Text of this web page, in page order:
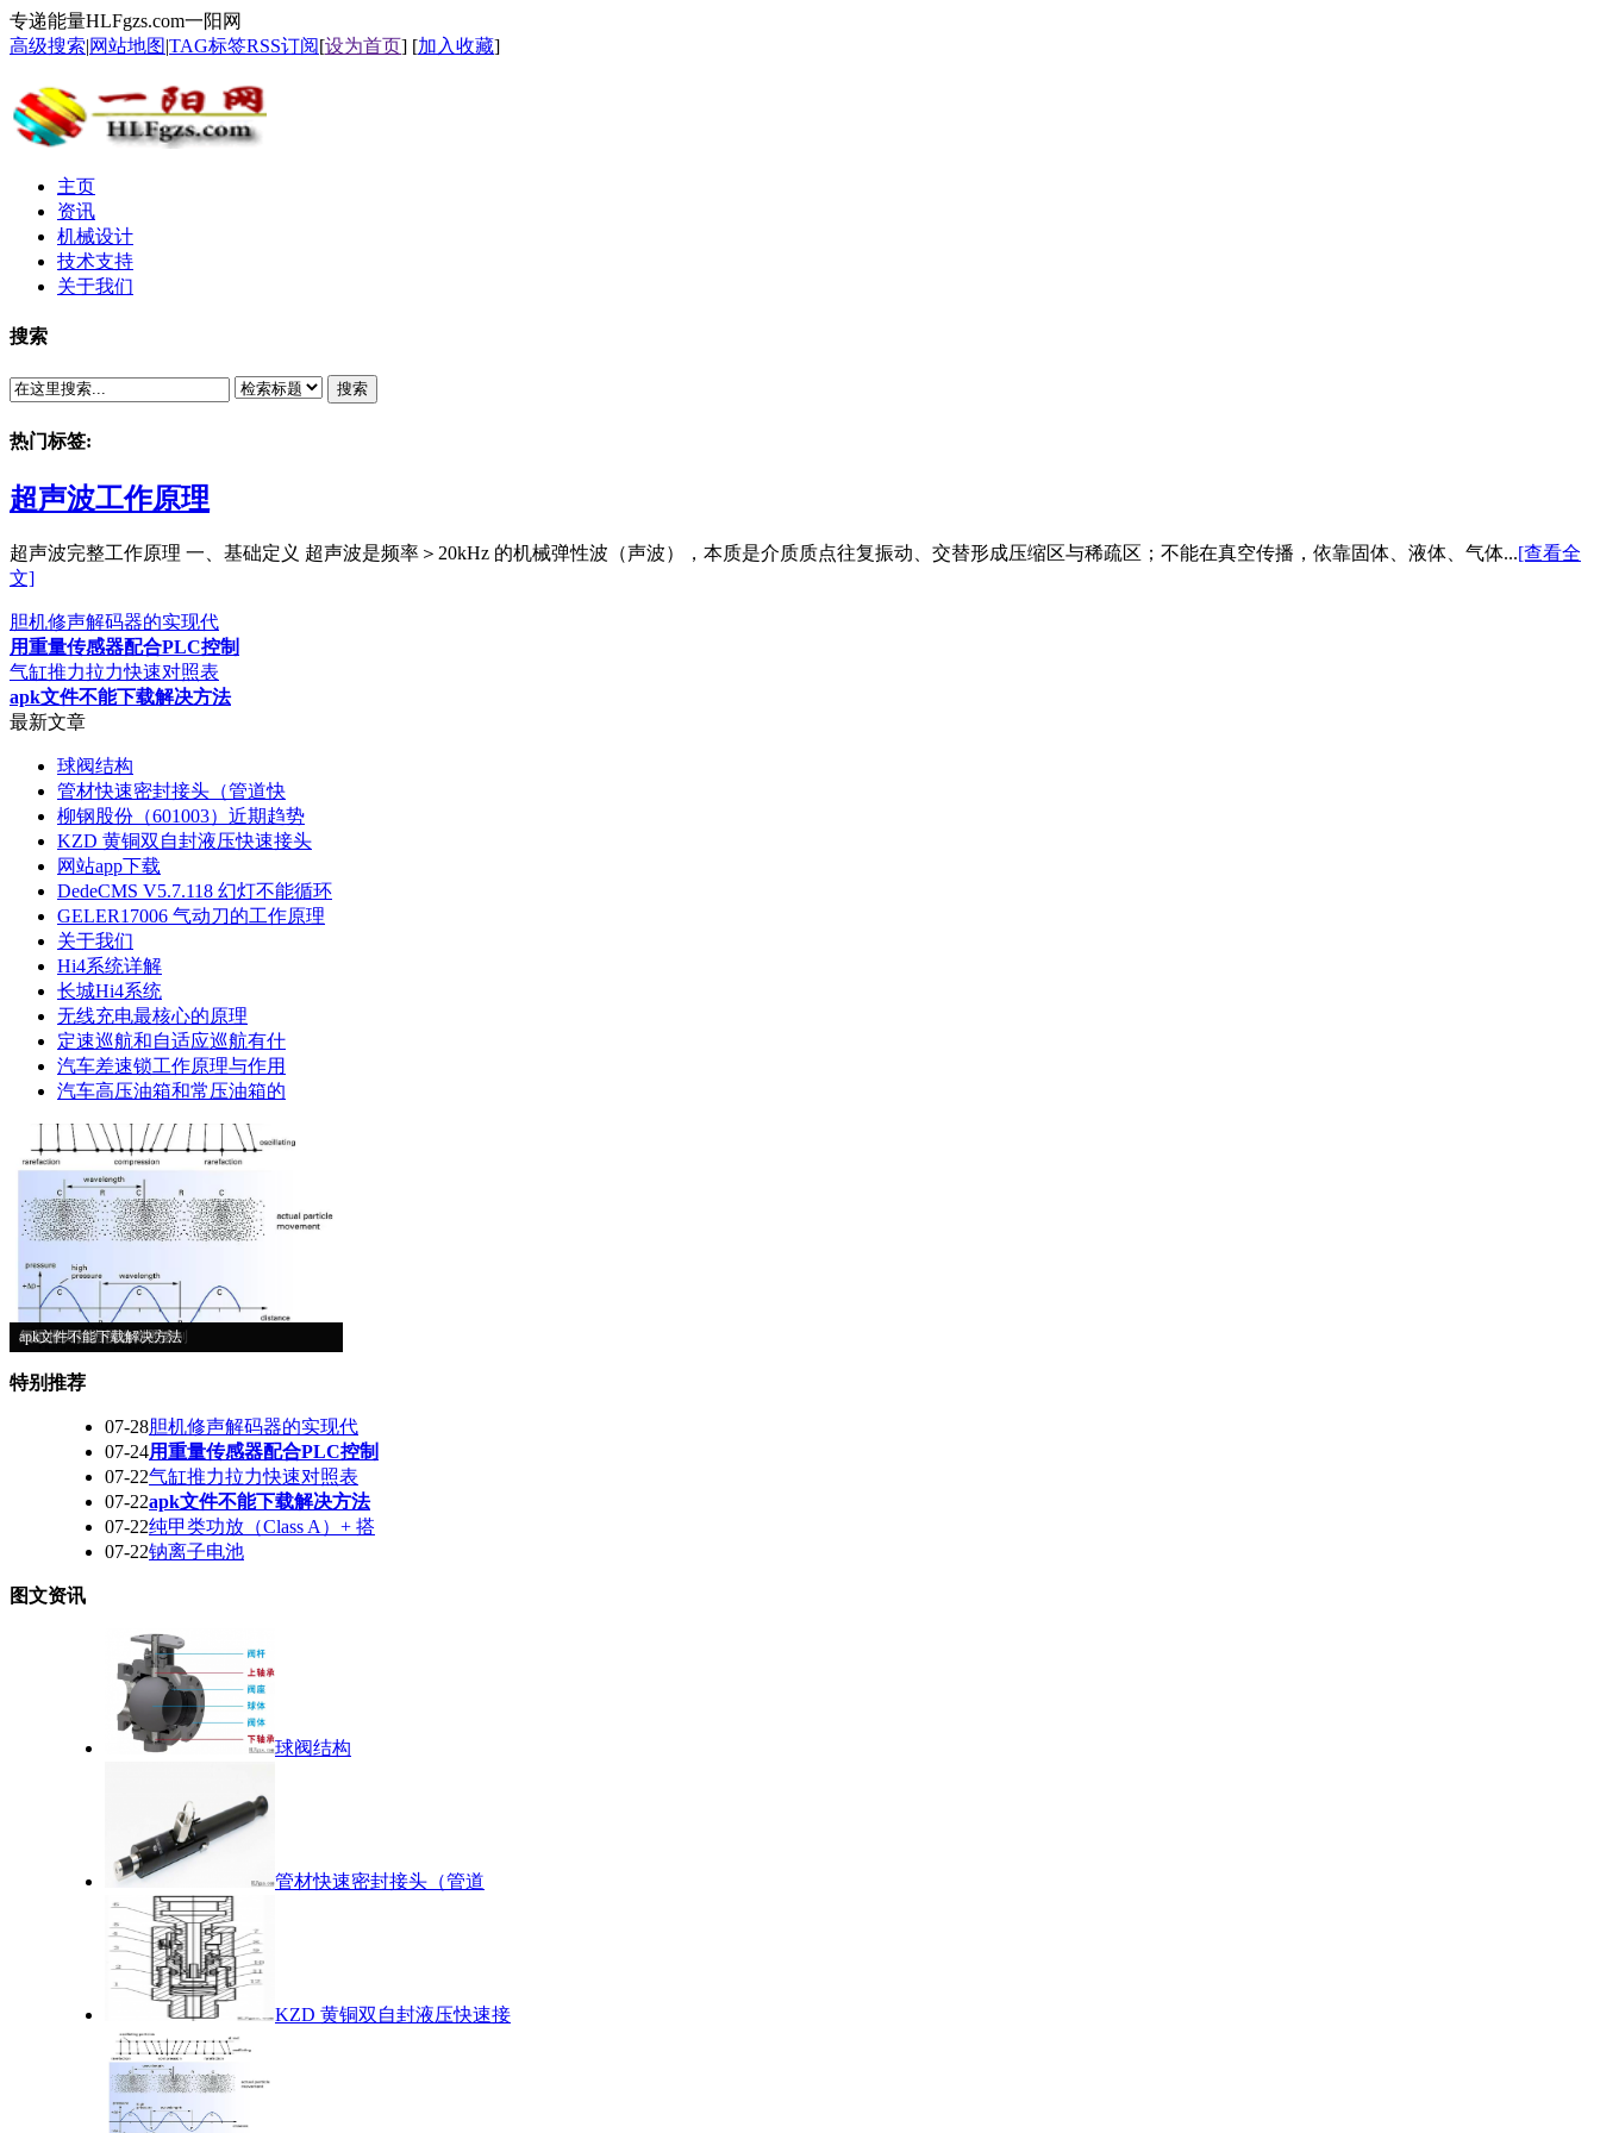
专递能量HLFgzs.com一阳网
高级搜索|网站地图|TAG标签RSS订阅[设为首页] [加入收藏]
主页
资讯
机械设计
技术支持
关于我们
搜索
搜索
热门标签:
超声波工作原理
超声波完整工作原理 一、基础定义 超声波是频率＞20kHz 的机械弹性波（声波），本质是介质质点往复振动、交替形成压缩区与稀疏区；不能在真空传播，依靠固体、液体、气体...[查看全
文]
胆机修声解码器的实现代
用重量传感器配合PLC控制
气缸推力拉力快速对照表
apk文件不能下载解决方法
最新文章
球阀结构
管材快速密封接头（管道快
柳钢股份（601003）近期趋势
KZD 黄铜双自封液压快速接头
网站app下载
DedeCMS V5.7.118 幻灯不能循环
GELER17006 气动刀的工作原理
关于我们
Hi4系统详解
长城Hi4系统
无线充电最核心的原理
定速巡航和自适应巡航有什
汽车差速锁工作原理与作用
汽车高压油箱和常压油箱的
超声波工作原理
胆机修声解码器的实现代
用重量传感器配合PLC控制
气缸推力拉力快速对照表
apk文件不能下载解决方法
特别推荐
07-28胆机修声解码器的实现代
07-24用重量传感器配合PLC控制
07-22气缸推力拉力快速对照表
07-22apk文件不能下载解决方法
07-22纯甲类功放（Class A）+ 搭
07-22钠离子电池
图文资讯
球阀结构
管材快速密封接头（管道
KZD 黄铜双自封液压快速接